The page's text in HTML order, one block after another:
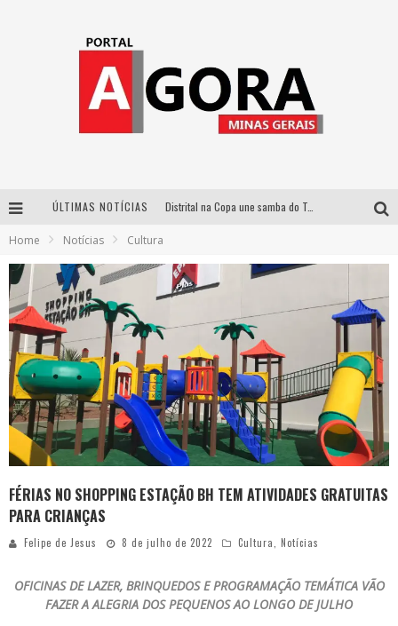
ÚLTIMAS NOTÍCIAS Distrital na Copa une samba do Trem dos Onze, acervo do Museu do Mineirão e transmissão em 4K para duelo contra o Haiti
Zeca Baleiro e Swami Jr. estreiam em Belo Horizonte o show em homenagem a Dolores Duran, marcando o encerramento da edição comemorativa dos dez anos do projeto “Uma voz, um instrumento”
Home Notícias Cultura
FÉRIAS NO SHOPPING ESTAÇÃO BH TEM ATIVIDADES GRATUITAS
PARA CRIANÇAS
Felipe de Jesus 8 de julho de 2022 Cultura, Notícias
OFICINAS DE LAZER, BRINQUEDOS E PROGRAMAÇÃO TEMÁTICA VÃO
FAZER A ALEGRIA DOS PEQUENOS AO LONGO DE JULHO